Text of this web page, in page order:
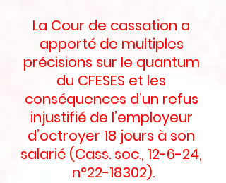
La Cour de cassation a
apporté de multiples
précisions sur le quantum
du CFESES et les
conséquences d’un refus
injustifié de l’employeur
d’octroyer 18 jours à son
salarié (Cass. soc., 12-6-24,
n°22-18302).